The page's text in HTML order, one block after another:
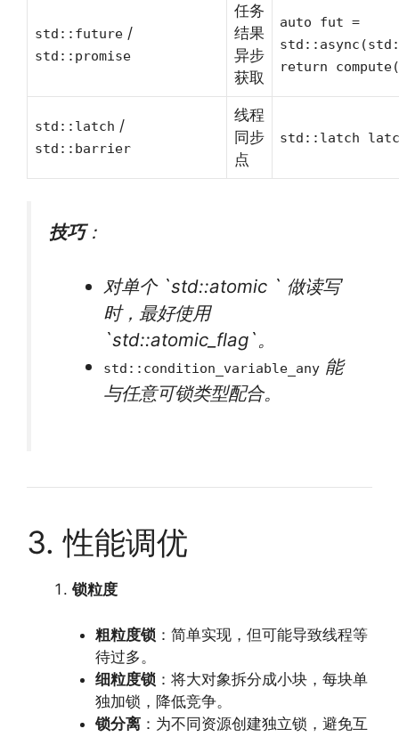
std::future /
std::promise
任务
结果
异步
获取
auto fut =
return
std::latch /
std::barrier
线程
同步
点
std::latch
技巧：
对单个 `std::atomic ` 做读写
时，最好使用
`std::atomic_flag`。
std::condition_variable_any 能
与任意可锁类型配合。
3. 性能调优
锁粒度
粗粒度锁：简单实现，但可能导致线程等
待过多。
细粒度锁：将大对象拆分成小块，每块单
独加锁，降低竞争。
锁分离：为不同资源创建独立锁，避免互